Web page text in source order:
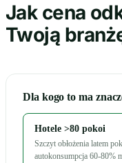
Jak cena
Twoją
Dla kogo to ma
Hotele >80 pokoi
Szczyt obłożenia latem
autokonsumpcja 60-80%